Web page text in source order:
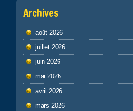
Archives
août 2026
juillet 2026
juin 2026
mai 2026
avril 2026
mars 2026